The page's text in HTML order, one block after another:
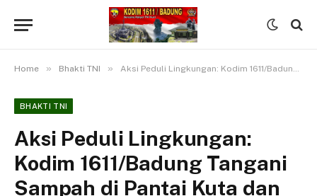
Home » Bhakti TNI » Aksi Peduli Lingkungan: Kodim 1611/Badung Tangani Sampah di Pantai Kuta dan Kedonganan demi Kenyamanan Bersama
BHAKTI TNI
Aksi Peduli Lingkungan:
Kodim 1611/Badung Tangani
Sampah di Pantai Kuta dan